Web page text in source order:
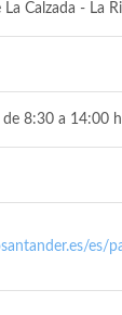
Calzada - La
de 8:30 a 14:00
es/